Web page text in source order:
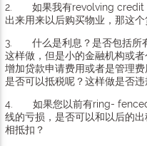
2. 如果我有revolving credit
出来用来以后购买物业，那这
3. 什么是利息？是否包括所
这样做，但是小的金融机构或
增加贷款申请费用或者是管理
是否可以抵税呢？这样做是否违
4. 如果您以前有ring- fenced
线的亏损，是否可以和以后的
相抵扣？